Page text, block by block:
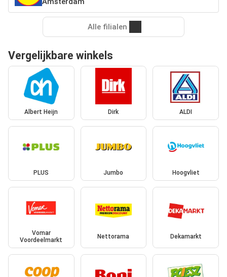
Alle filialen
Vergelijkbare winkels
Albert Heijn Dirk ALDI
PLUS Jumbo Hoogvliet
Vomar
Voordeelmarkt
Nettorama Dekamarkt